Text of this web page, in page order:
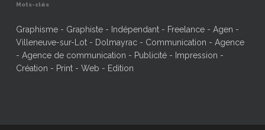
Mots-clés
Graphisme - Graphiste - Indépendant - Freelance - Agen -
Villeneuve-sur-Lot - Dolmayrac - Communication - Agence
- Agence de communication - Publicité - Impression -
Création - Print - Web - Edition